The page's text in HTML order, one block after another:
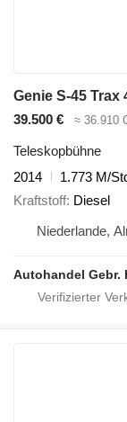
Genie S-45 Trax
39.500 €
≈ 36.910
Teleskopbühne
2014
1.773 M/
Kraftstoff Diesel
Niederlande,
Autohandel Gebr.